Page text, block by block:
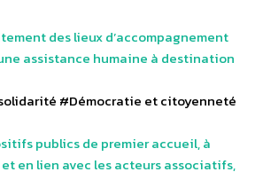
des lieux d’accompagnement
assistance humaine à destination
#Démocratie et citoyenneté
publics de premier accueil, à
en lien avec les acteurs associatifs,